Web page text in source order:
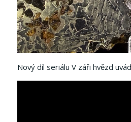
Nový díl seriálu V záři hvězd